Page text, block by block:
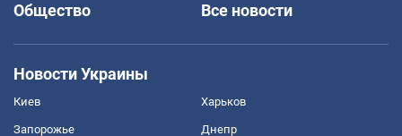
Общество
Все новости
Новости Украины
Киев Харьков
Запорожье Днепр